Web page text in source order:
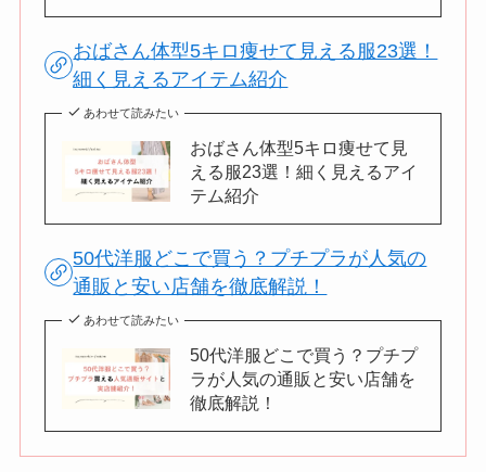
おばさん体型5キロ痩せて見える服23選！
細く見えるアイテム紹介
あわせて読みたい
おばさん体型5キロ痩せて見
える服23選！細く見えるアイ
テム紹介
50代洋服どこで買う？プチプラが人気の
通販と安い店舗を徹底解説！
あわせて読みたい
50代洋服どこで買う？プチプ
ラが人気の通販と安い店舗を
徹底解説！